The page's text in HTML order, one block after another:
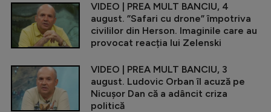
VIDEO | PREA MULT BANCIU, 4
august. ”Safari cu drone” împotriva
civililor din Herson. Imaginile care au
provocat reacția lui Zelenski
VIDEO | PREA MULT BANCIU, 3
august. Ludovic Orban îl acuză pe
Nicușor Dan că a adâncit criza
politică